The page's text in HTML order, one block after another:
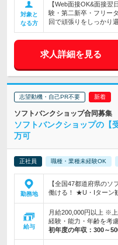
対象と
なる方
【Web面接OK&面接
験・第二新卒・フリー
回で頑張りをしっかり還
求人詳細を見る
志望動機・自己PR不要
ソフトバンクショップ合同募集
ソフトバンクショップの【
万可
正社員 職種・業種未経験OK
勤務地
【全国47都道府県の
働ける！ ★U・Iターン
給与
月給200,000円以上 ※
経験・能力・年齢を考
初年度の年収： 300～